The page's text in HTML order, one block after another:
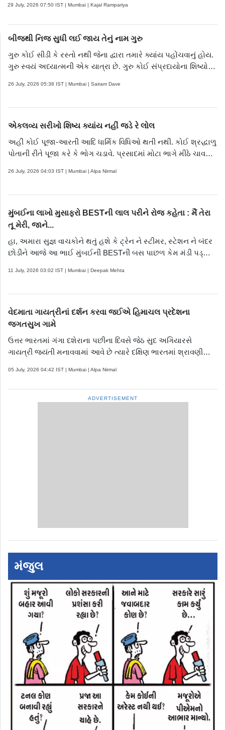
29 July, 2026 07:50 IST | Mumbai | Kajal Rampariya
બીજથી નિજ સુધી લઈ જાય તેનું નામ ગુરુ
ગુરુ કોઈ સીડી કે રસ્તો નથી જેના દ્વારા તમારે ક્યાંય પહોંચવાનું હોય.
ગુરુ સ્વયં અધ્યાત્મની એક યાત્રા છે. ગુરુ કોઈ સંપ્રદાયોના શિષ્યોની
ઊજળી પરંપરા છે
26 July, 2026 05:38 IST | Mumbai | Sairam Dave
એકલવ્ય સરીખો શિષ્ય ક્યાંય નહીં જડે રે લોલ
અહીં કોઈ પૂજા-આરતી આદિ ધાર્મિક વિધિઓ થતી નથી. કોઈ શ્રદ્ધાળુ
પોતાની રીતે પૂજા કરે કે ભોગ ચડાવે. પ્રસાદમાં મોટા ભાગે મીઠે ચાવલ
26 July, 2026 04:03 IST | Mumbai | Alpa Nirmal
મુંબઈના લાખો મુસાફરો BESTની લાલ પરીને રોજ કહેતા : મૈં તેરા
તૂ મેરી, જાને...
હા, અમારા સુજ્ઞ વાચકોને થતું હશે કે ટ્રેન ને સ્ટીમર, સ્ટેશન ને બંદર
છોડીને આજે આ ભાઈ મુંબઈની BESTની બસ પાછળ કેમ મંડી પડ્યા
પહેલી BESTની બસ ૧૦૦ વર્ષ પહેલાં ૧૯૨૬ના જુલાઈની ૧૫ તારીખે શરૂ
11 July, 2026 03:02 IST | Mumbai | Deepak Mehta
વેદમાતા ગાયત્રીનાં દર્શન કરવા જઈએ હિમાચલ પ્રદેશના
જગતસુખ ગામે
ઉત્તર ભારતમાં ગંગા દશેરાના પછીના દિવસે જેઠ સુદ અગિયારસે
ગાયત્રી જયંતી મનાવવામાં આવે છે ત્યારે દક્ષિણ ભારતમાં શ્રાવણી
05 July, 2026 04:42 IST | Mumbai | Alpa Nirmal
ADVERTISEMENT
મંજુલ